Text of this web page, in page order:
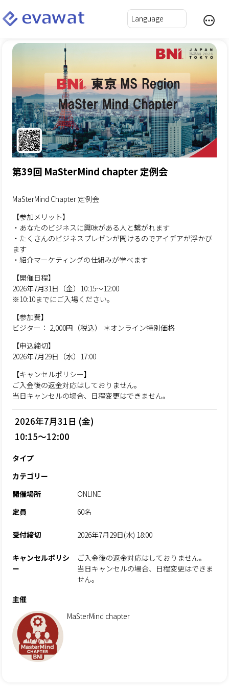
第39回 MaSterMind chapter 定例会
MaSterMind Chapter 定例会
【参加メリット】
・あなたのビジネスに興味がある人と繋がれます
・たくさんのビジネスプレゼンが聞けるのでアイデアが浮かび
ます
・紹介マーケティングの仕組みが学べます
【開催日程】
2026年7月31日（金）10:15～12:00
※10:10までにご入場ください。
【参加費】
ビジター： 2,000円（税込） ＊オンライン特別価格
【申込締切】
2026年7月29日（水）17:00
【キャンセルポリシー】
ご入金後の返金対応はしておりません。
当日キャンセルの場合、日程変更はできません。
2026年7月31日 (金)
10:15～12:00
タイプ
カテゴリー
開催場所
ONLINE
定員
60名
受付締切 2026年7月29日(水) 18:00
キャンセルポリシ
ー
ご入金後の返金対応はしておりません。
当日キャンセルの場合、日程変更はできま
せん。
主催
MaSterMind chapter